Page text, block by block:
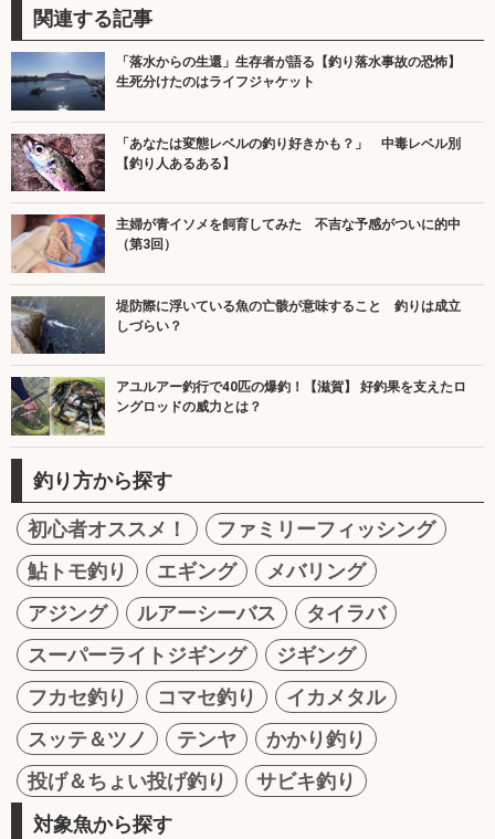
関連する記事
「落水からの生還」生存者が語る【釣り落水事故の恐怖】
生死分けたのはライフジャケット
「あなたは変態レベルの釣り好きかも？」 中毒レベル別
【釣り人あるある】
主婦が青イソメを飼育してみた 不吉な予感がついに的中
（第3回）
堤防際に浮いている魚の亡骸が意味すること 釣りは成立
しづらい？
アユルアー釣行で40匹の爆釣！【滋賀】 好釣果を支えたロ
ングロッドの威力とは？
釣り方から探す
初心者オススメ！
ファミリーフィッシング
鮎トモ釣り
エギング
メバリング
アジング
ルアーシーバス
タイラバ
スーパーライトジギング
ジギング
フカセ釣り
コマセ釣り
イカメタル
スッテ＆ツノ
テンヤ
かかり釣り
投げ＆ちょい投げ釣り
サビキ釣り
対象魚から探す